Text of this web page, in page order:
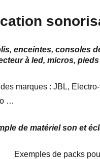
enceintes, consoles
à led, micros,
marques : JBL,
…
de matériel son et
Exemples de packs